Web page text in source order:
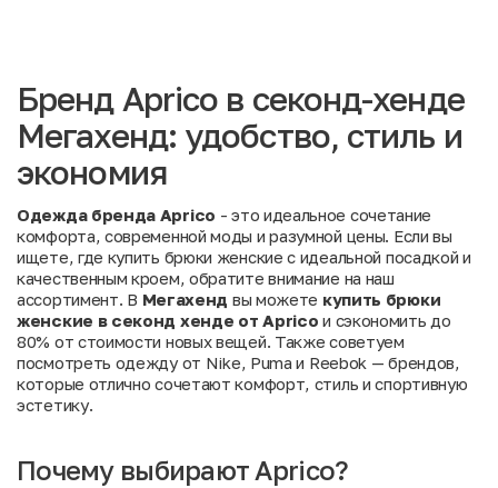
Бренд Aprico в секонд-хенде
Мегахенд: удобство, стиль и
экономия
Одежда бренда Aprico - это идеальное сочетание
комфорта, современной моды и разумной цены. Если вы
ищете, где купить брюки женские с идеальной посадкой и
качественным кроем, обратите внимание на наш
ассортимент. В Мегахенд вы можете купить брюки
женские в секонд хенде от Aprico и сэкономить до
80% от стоимости новых вещей. Также советуем
посмотреть одежду от Nike, Puma и Reebok — брендов,
которые отлично сочетают комфорт, стиль и спортивную
эстетику.
Почему выбирают Aprico?